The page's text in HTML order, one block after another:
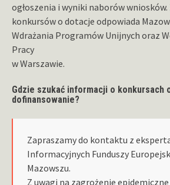
ogłoszenia i wyniki naborów wniosków.
konkursów o dotacje odpowiada
Wdrażania Programów Unijnych oraz
Pracy
w Warszawie.
Gdzie szukać informacji o konkursach
dofinansowanie?
Zapraszamy do kontaktu z
Informacyjnych Funduszy
Mazowszu.
Z uwagi na zagrożenie